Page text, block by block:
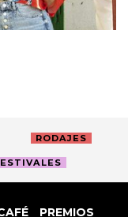
RODAJES
PREMIOS